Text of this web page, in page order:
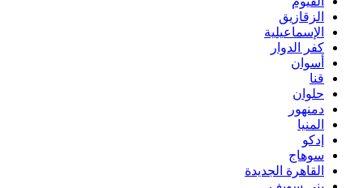
الزقازيق
الإسماعيلية
كفر الدوار
أسوان
قنا
حلوان
دمنهور
المنيا
إدكو
سوهاج
القاهرة الجديدة